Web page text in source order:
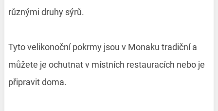
různými druhy sýrů.
Tyto velikonoční pokrmy jsou v Monaku tradiční a
můžete je ochutnat v místních restauracích nebo je
připravit doma.